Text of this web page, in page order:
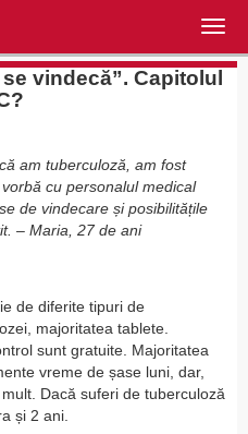
vindecă”. Capitolul
am tuberculoză, am fost
cu personalul medical
de vindecare și posibilitățile
– Maria, 27 de ani
de diferite tipuri de
majoritatea tablete.
sunt gratuite. Majoritatea
vreme de șase luni, dar,
Dacă suferi de tuberculoză
și 2 ani.